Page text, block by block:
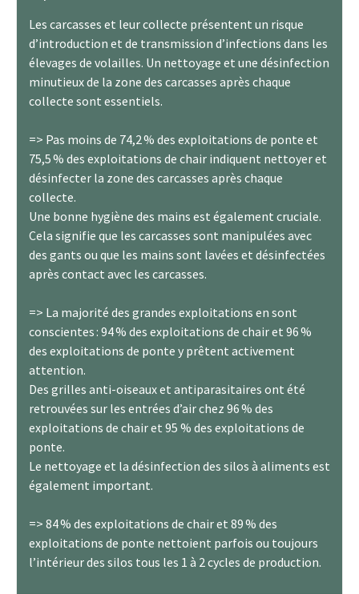
Les carcasses et leur collecte présentent un risque
d’introduction et de transmission d’infections dans les
élevages de volailles. Un nettoyage et une désinfection
minutieux de la zone des carcasses après chaque
collecte sont essentiels.
=> Pas moins de 74,2 % des exploitations de ponte et
75,5 % des exploitations de chair indiquent nettoyer et
désinfecter la zone des carcasses après chaque
collecte.
Une bonne hygiène des mains est également cruciale.
Cela signifie que les carcasses sont manipulées avec
des gants ou que les mains sont lavées et désinfectées
après contact avec les carcasses.
=> La majorité des grandes exploitations en sont
conscientes : 94 % des exploitations de chair et 96 %
des exploitations de ponte y prêtent activement
attention.
Des grilles anti-oiseaux et antiparasitaires ont été
retrouvées sur les entrées d’air chez 96 % des
exploitations de chair et 95 % des exploitations de
ponte.
Le nettoyage et la désinfection des silos à aliments est
également important.
=> 84 % des exploitations de chair et 89 % des
exploitations de ponte nettoient parfois ou toujours
l’intérieur des silos tous les 1 à 2 cycles de production.